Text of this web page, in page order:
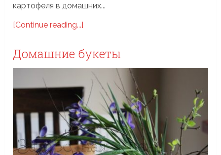
картофеля в домашних...
[Continue reading...]
Домашние букеты